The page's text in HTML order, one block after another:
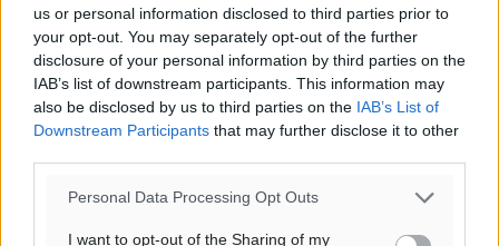
us or personal information disclosed to third parties prior to
your opt-out. You may separately opt-out of the further
disclosure of your personal information by third parties on the
IAB’s list of downstream participants. This information may
also be disclosed by us to third parties on the IAB’s List of
Downstream Participants that may further disclose it to other
Personal Data Processing Opt Outs
I want to opt-out of the Sharing of my